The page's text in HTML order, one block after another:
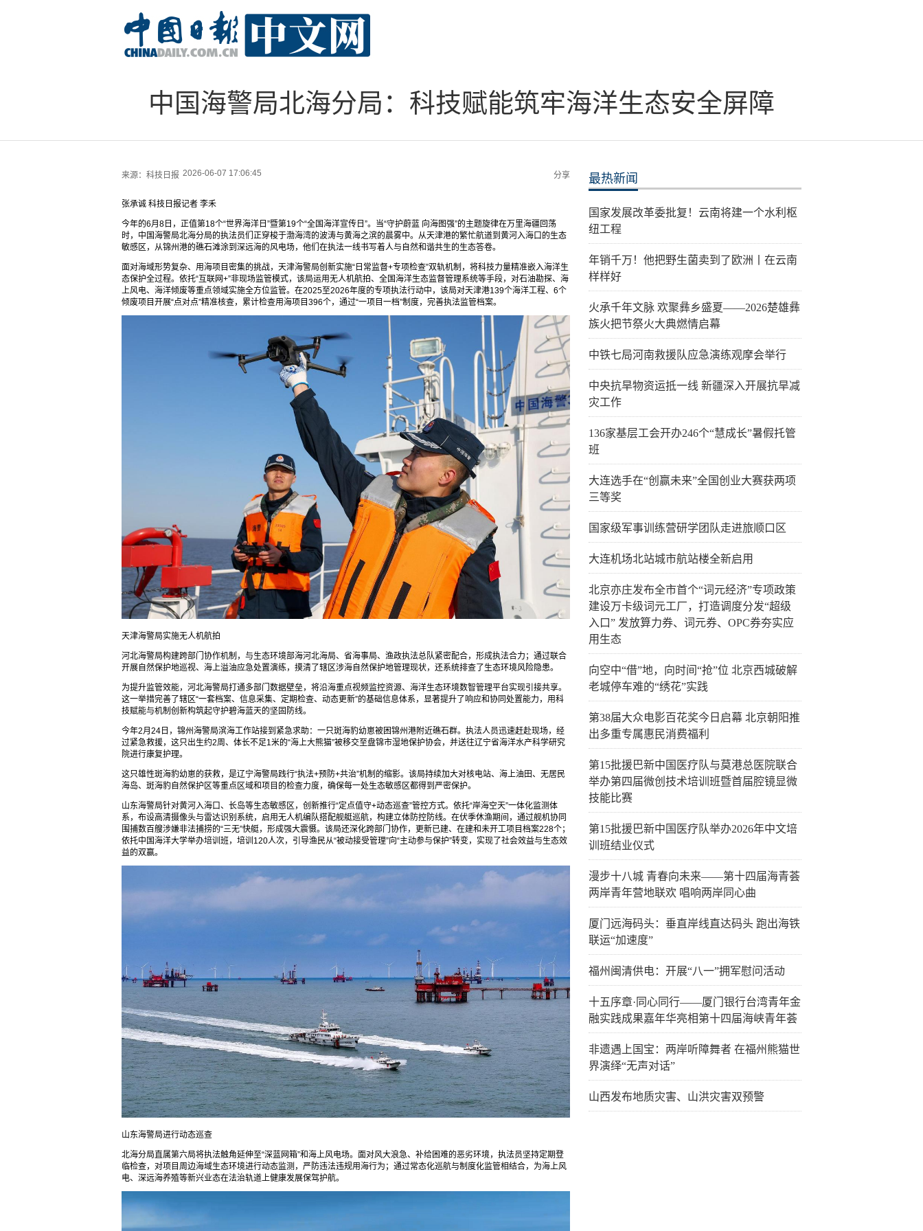
中国海警局北海分局：科技赋能筑牢海洋生态安全屏障
来源： 科技日报 2026-06-07 17:06:45 分享
张承诚 科技日报记者 李禾
今年的6月8日，正值第18个“世界海洋日”暨第19个“全国海洋宣传日”。当“守护蔚蓝 向海图强”的主题旋律在万里海疆回荡
时，中国海警局北海分局的执法员们正穿梭于渤海湾的波涛与黄海之滨的晨雾中。从天津港的繁忙航道到黄河入海口的生态
敏感区，从锦州港的礁石滩涂到深远海的风电场，他们在执法一线书写着人与自然和谐共生的生态答卷。
面对海域形势复杂、用海项目密集的挑战，天津海警局创新实施“日常监督+专项检查”双轨机制，将科技力量精准嵌入海洋生
态保护全过程。依托“互联网+”非现场监管模式，该局运用无人机航拍、全国海洋生态监督管理系统等手段，对石油勘探、海
上风电、海洋倾废等重点领域实施全方位监管。在2025至2026年度的专项执法行动中，该局对天津港139个海洋工程、6个
倾废项目开展“点对点”精准核查，累计检查用海项目396个，通过“一项目一档”制度，完善执法监管档案。
天津海警局实施无人机航拍
河北海警局构建跨部门协作机制，与生态环境部海河北海局、省海事局、渔政执法总队紧密配合，形成执法合力；通过联合
开展自然保护地巡视、海上溢油应急处置演练，摸清了辖区涉海自然保护地管理现状，还系统排查了生态环境风险隐患。
为提升监管效能，河北海警局打通多部门数据壁垒，将沿海重点视频监控资源、海洋生态环境数智管理平台实现引接共享。
这一举措完善了辖区“一套档案、信息采集、定期检查、动态更新”的基础信息体系，显著提升了响应和协同处置能力，用科
技赋能与机制创新构筑起守护碧海蓝天的坚固防线。
今年2月24日，锦州海警局滨海工作站接到紧急求助：一只斑海豹幼崽被困锦州港附近礁石群。执法人员迅速赶赴现场，经
过紧急救援，这只出生约2周、体长不足1米的“海上大熊猫”被移交至盘锦市湿地保护协会，并送往辽宁省海洋水产科学研究
院进行康复护理。
这只雄性斑海豹幼崽的获救，是辽宁海警局践行“执法+预防+共治”机制的缩影。该局持续加大对核电站、海上油田、无居民
海岛、斑海豹自然保护区等重点区域和项目的检查力度，确保每一处生态敏感区都得到严密保护。
山东海警局针对黄河入海口、长岛等生态敏感区，创新推行“定点值守+动态巡查”管控方式。依托“岸海空天”一体化监测体
系，布设高清摄像头与雷达识别系统，启用无人机编队搭配舰艇巡航，构建立体防控防线。在伏季休渔期间，通过舰机协同
围捕数百艘涉嫌非法捕捞的“三无”快艇，形成强大震慑。该局还深化跨部门协作，更新已建、在建和未开工项目档案228个；
依托中国海洋大学举办培训班，培训120人次，引导渔民从“被动接受管理”向“主动参与保护”转变，实现了社会效益与生态效
益的双赢。
山东海警局进行动态巡查
北海分局直属第六局将执法触角延伸至“深蓝网箱”和海上风电场。面对风大浪急、补给困难的恶劣环境，执法员坚持定期登
临检查，对项目周边海域生态环境进行动态监测，严防违法违规用海行为；通过常态化巡航与制度化监管相结合，为海上风
电、深远海养殖等新兴业态在法治轨道上健康发展保驾护航。
最热新闻
国家发展改革委批复！云南将建一个水利枢
纽工程
年销千万！他把野生菌卖到了欧洲丨在云南
样样好
火承千年文脉 欢聚彝乡盛夏——2026楚雄彝
族火把节祭火大典燃情启幕
中铁七局河南救援队应急演练观摩会举行
中央抗旱物资运抵一线 新疆深入开展抗旱减
灾工作
136家基层工会开办246个“慧成长”暑假托管
班
大连选手在“创赢未来”全国创业大赛获两项
三等奖
国家级军事训练营研学团队走进旅顺口区
大连机场北站城市航站楼全新启用
北京亦庄发布全市首个“词元经济”专项政策
建设万卡级词元工厂，打造调度分发“超级
入口” 发放算力券、词元券、OPC券夯实应
用生态
向空中“借”地，向时间“抢”位 北京西城破解
老城停车难的“绣花”实践
第38届大众电影百花奖今日启幕 北京朝阳推
出多重专属惠民消费福利
第15批援巴新中国医疗队与莫港总医院联合
举办第四届微创技术培训班暨首届腔镜显微
技能比赛
第15批援巴新中国医疗队举办2026年中文培
训班结业仪式
漫步十八城 青春向未来——第十四届海青荟
两岸青年营地联欢 唱响两岸同心曲
厦门远海码头：垂直岸线直达码头 跑出海铁
联运“加速度”
福州闽清供电：开展“八一”拥军慰问活动
十五序章·同心同行——厦门银行台湾青年金
融实践成果嘉年华亮相第十四届海峡青年荟
非遗遇上国宝：两岸听障舞者 在福州熊猫世
界演绎“无声对话”
山西发布地质灾害、山洪灾害双预警